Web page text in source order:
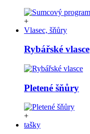
+
Vlasec, šňůry
Rybářské vlasce
Pletené šňůry
+
tašky